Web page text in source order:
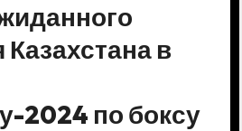
в
2024 по боксу